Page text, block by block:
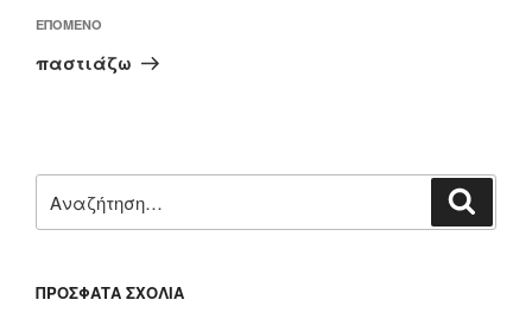
Επόμενο
άρθρο
ΕΠΌΜΕΝΟ
παστιάζω
για:
ΠΡΌΣΦΑΤΑ ΣΧΌΛΙΑ